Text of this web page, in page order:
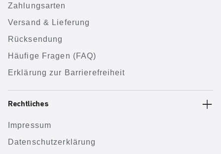
Zahlungsarten
Versand & Lieferung
Rücksendung
Häufige Fragen (FAQ)
Erklärung zur Barrierefreiheit
Rechtliches
Impressum
Datenschutzerklärung